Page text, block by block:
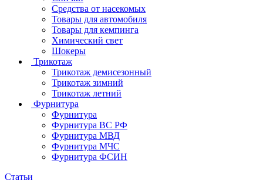
Средства от насекомых
Товары для автомобиля
Товары для кемпинга
Химический свет
Шокеры
Трикотаж
Трикотаж демисезонный
Трикотаж зимний
Трикотаж летний
Фурнитура
Фурнитура
Фурнитура ВС РФ
Фурнитура МВД
Фурнитура МЧС
Фурнитура ФСИН
Статьи